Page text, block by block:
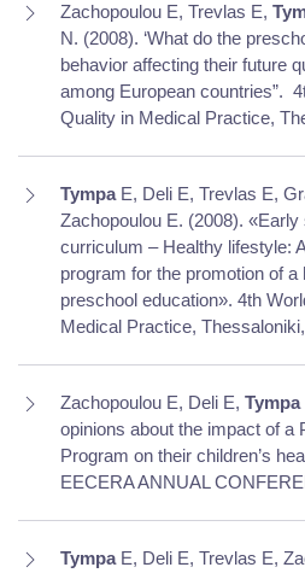
Zachopoulou E, Trevlas E,
N. (2008). ‘What do the
behavior affecting their future
among European countries”.
Quality in Medical Practice,
Tympa E, Deli E, Trevlas E,
Zachopoulou E. (2008).
curriculum – Healthy lifestyle:
program for the promotion of a
preschool education». 4th
Medical Practice,
Zachopoulou E, Deli E, Tympa
opinions about the impact of a
Program on their children’s
EECERA ANNUAL
TympaE, Deli E, Trevlas E,